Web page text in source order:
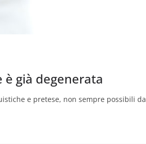
è già degenerata
e pretese, non sempre possibili da